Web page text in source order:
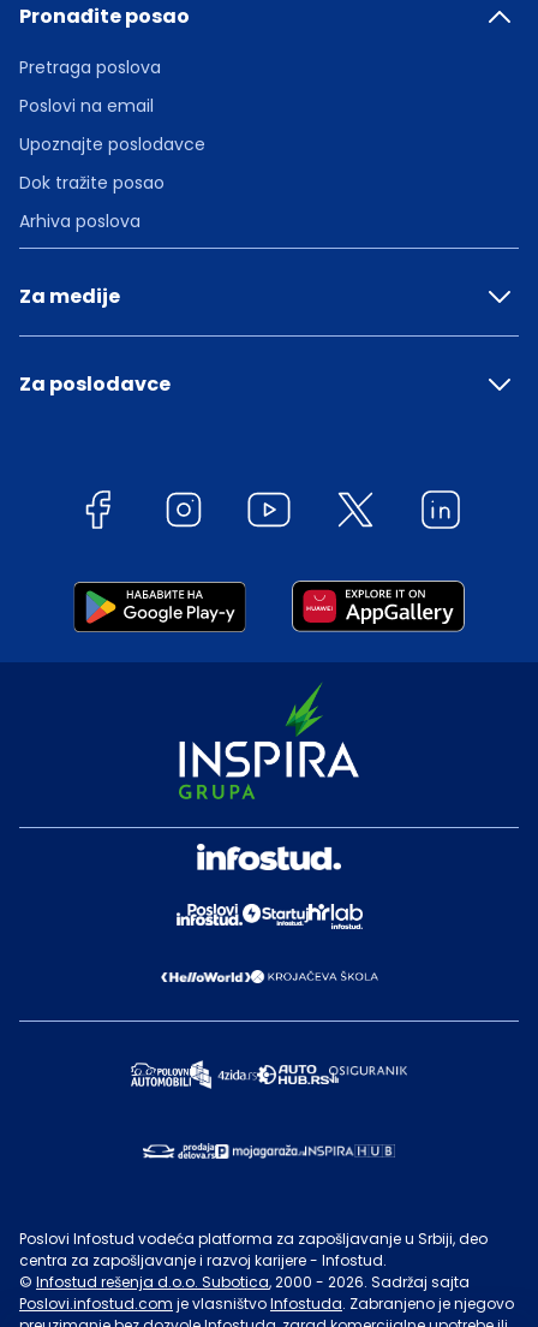
Pronađite posao
Pretraga poslova
Poslovi na email
Upoznajte poslodavce
Dok tražite posao
Arhiva poslova
Za medije
Za poslodavce
Poslovi Infostud vodeća platforma za zapošljavanje u Srbiji, deo
centra za zapošljavanje i razvoj karijere - Infostud.
© Infostud rešenja d.o.o. Subotica, 2000 - 2026. Sadržaj sajta
Poslovi.infostud.com je vlasništvoInfostuda. Zabranjeno je njegovo